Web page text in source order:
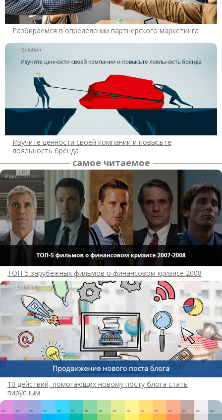
Разбираемся в определении партнерского маркетинга
Изучите ценности своей компании и повысьте
лояльность бренда
самое читаемое
ТОП-5 зарубежных фильмов о финансовом кризисе 2008
10 действий, помогающих новому посту блога стать
вирусным